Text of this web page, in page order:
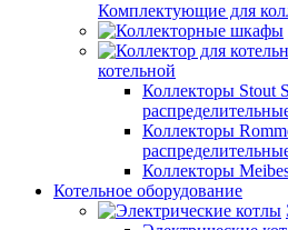
Комплектующие для
котельной
Коллекторы Stout
Коллекторы
Коллекторы
Котельное оборудование